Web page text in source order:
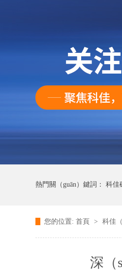
熱門關（guān）鍵詞： 科佳
科佳快幹膠動態（tài）
您的位置: 首頁 > 科佳
深（